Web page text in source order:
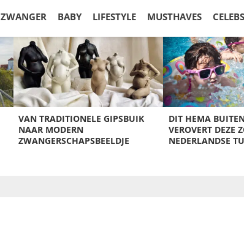
ZWANGER BABY LIFESTYLE MUSTHAVES CELEBS
VAN TRADITIONELE GIPSBUIK
NAAR MODERN
ZWANGERSCHAPSBEELDJE
DIT HEMA
VEROVERT DEZE
NEDERLANDSE